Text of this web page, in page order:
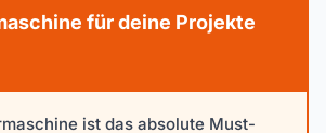
für deine Projekte
ist das absolute Must-